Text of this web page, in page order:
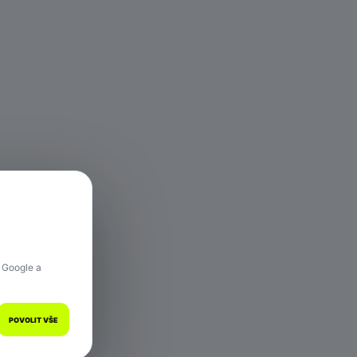
a
POVOLIT VŠE